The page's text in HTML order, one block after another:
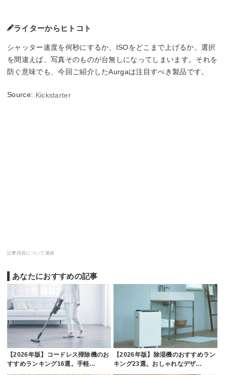
ライターからヒトコト
シャッター速度を何秒にするか、ISOをどこまで上げるか。選択
を間違えば、写真そのものが台無しになってしまいます。それを
防ぐ意味でも、今回ご紹介したAurgaは注目すべき製品です。
Source: Kickstarter
記事内容について連絡
あなたにおすすめの記事
【2026年版】コードレス掃除機のお
すすめランキング16選。手軽…
【2026年版】除湿機のおすすめラン
キング23選。おしゃれなデザ…